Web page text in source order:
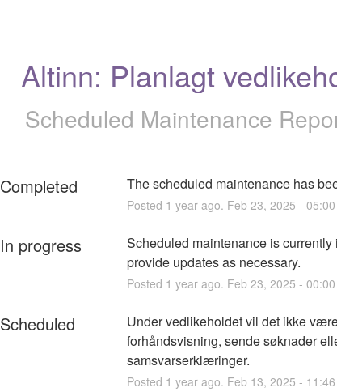
Altinn: Planlagt
Scheduled Maintenance
Completed The scheduled maintenance has
Posted 1 year ago. Feb 23, 2025 - 05:00
In progress
Scheduled maintenance is
provide updates as necessary.
Posted 1 year ago. Feb 23, 2025 - 00:00
Scheduled
Under vedlikeholdet vil det ikke
forhåndsvisning, sende søknader
samsvarserklæringer.
Posted 1 year ago. Feb 13, 2025 - 11:46